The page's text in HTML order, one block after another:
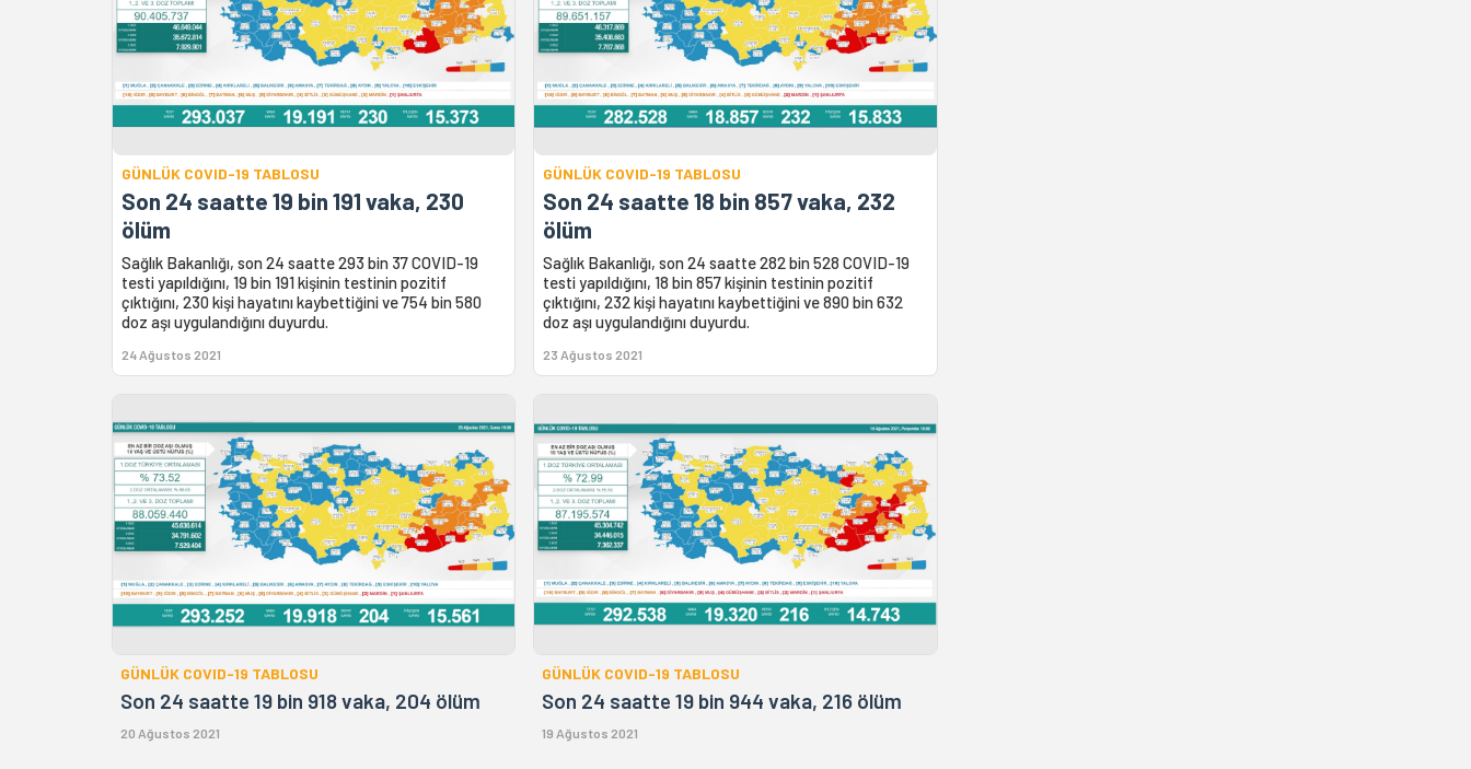
GÜNLÜK COVID-19 TABLOSU
Son 24 saatte 19 bin 191 vaka, 230
ölüm
Sağlık Bakanlığı, son 24 saatte 293 bin 37 COVID-19
testi yapıldığını, 19 bin 191 kişinin testinin pozitif
çıktığını, 230 kişi hayatını kaybettiğini ve 754 bin 580
doz aşı uygulandığını duyurdu.
24 Ağustos 2021
GÜNLÜK COVID-19 TABLOSU
Son 24 saatte 18 bin 857 vaka, 232
ölüm
Sağlık Bakanlığı, son 24 saatte 282 bin 528 COVID-19
testi yapıldığını, 18 bin 857 kişinin testinin pozitif
çıktığını, 232 kişi hayatını kaybettiğini ve 890 bin 632
doz aşı uygulandığını duyurdu.
23 Ağustos 2021
GÜNLÜK COVID-19 TABLOSU
Son 24 saatte 19 bin 918 vaka, 204 ölüm
20 Ağustos 2021
GÜNLÜK COVID-19 TABLOSU
Son 24 saatte 19 bin 944 vaka, 216 ölüm
19 Ağustos 2021